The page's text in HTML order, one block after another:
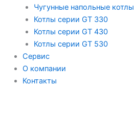
Чугунные напольные котлы
Котлы серии GT 330
Котлы серии GT 430
Котлы серии GT 530
Сервис
О компании
Контакты